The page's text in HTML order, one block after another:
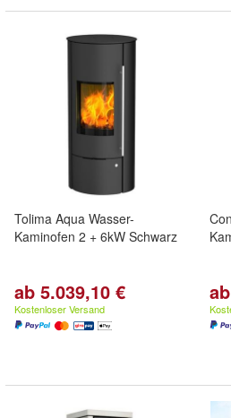
Tolima Aqua Wasser-
Kaminofen 2 + 6kW Schwarz
ab 5.039,10 €
Kostenloser Versand